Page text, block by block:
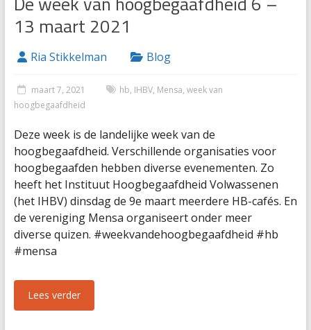
13 maart 2021
Ria Stikkelman Blog
maart 7, 2021 hb, IHBV, Mensa, week van
hoogbegaafdheid
Deze week is de landelijke week van de
hoogbegaafdheid. Verschillende organisaties voor
hoogbegaafden hebben diverse evenementen. Zo
heeft het Instituut Hoogbegaafdheid Volwassenen
(het IHBV) dinsdag de 9e maart meerdere HB-cafés. En
de vereniging Mensa organiseert onder meer
diverse quizen. #weekvandehoogbegaafdheid #hb
#mensa
Lees verder